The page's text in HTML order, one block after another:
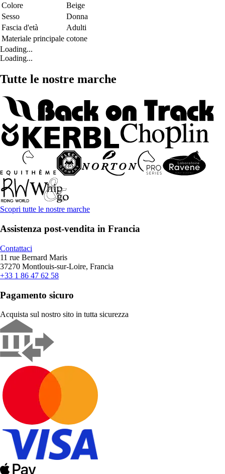
Colore
Beige
Sesso
Donna
Fascia d'età
Adulti
Materiale principale cotone
Loading...
Loading...
Tutte le nostre marche
Scopri tutte le nostre marche
Assistenza post-vendita in Francia
Contattaci
11 rue Bernard Maris
37270 Montlouis-sur-Loire, Francia
+33 1 86 47 62 58
Pagamento sicuro
Acquista sul nostro sito in tutta sicurezza